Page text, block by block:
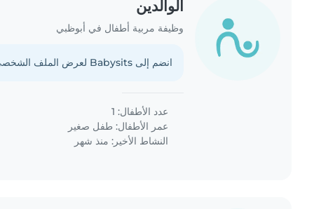
الوالدين
وظيفة مربية أطفال في أبوظبي
انضم إلى Babysits لعرض الملف الشخصي الكامل.
عدد الأطفال: 1
عمر الأطفال: طفل صغير
النشاط الأخير: منذ شهر